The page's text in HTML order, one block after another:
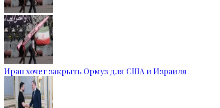
Иран хочет закрыть Ормуз для США и Израиля